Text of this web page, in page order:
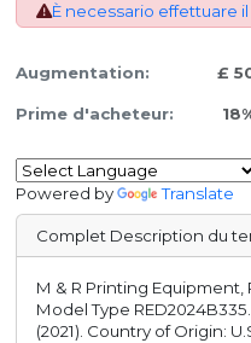
È necessario effettuare
Augmentation: £
Prime d'acheteur:
Powered by Translate
Complet Description du
M & R Printing Equipment,
Model Type
(2021). Country of Origin: